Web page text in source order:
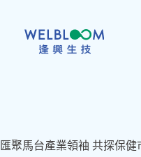
匯聚馬台產業領袖 共探保